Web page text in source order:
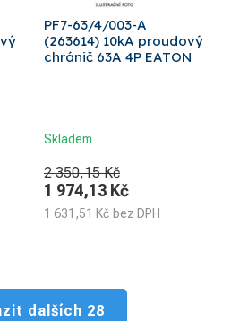
PF7-63/4/003-A
(263614) 10kA proudový
chránič 63A 4P EATON
Skladem
2 350,15 Kč
1 974,13 Kč
1 631,51 Kč bez DPH
dalších 28